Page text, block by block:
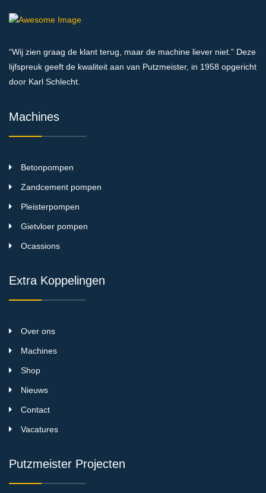
“Wij zien graag de klant terug, maar de machine liever niet.” Deze
lijfspreuk geeft de kwaliteit aan van Putzmeister, in 1958 opgericht
door Karl Schlecht.
Machines
Betonpompen
Zandcement pompen
Pleisterpompen
Gietvloer pompen
Ocassions
Extra Koppelingen
Over ons
Machines
Shop
Nieuws
Contact
Vacatures
Putzmeister Projecten